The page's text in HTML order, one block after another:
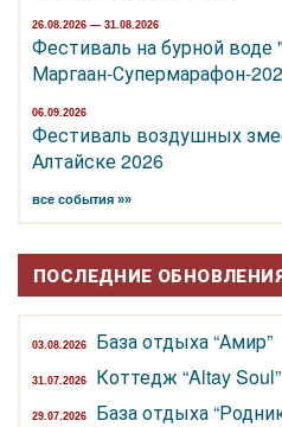
26.08.2026 — 31.08.2026
Фестиваль на бурной воде
Маргаан-Супермарафон-
06.09.2026
Фестиваль воздушных
Алтайске 2026
все события »»
ПОСЛЕДНИЕ
03.08.2026 База отдыха “Амир”
31.07.2026 Коттедж “Altay Soul”
29.07.2026 База отдыха